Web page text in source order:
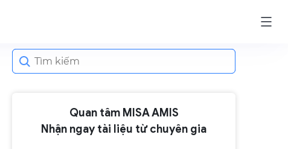
Search
for:
Quan tâm MISA AMIS
Nhận ngay tài liệu từ chuyên gia